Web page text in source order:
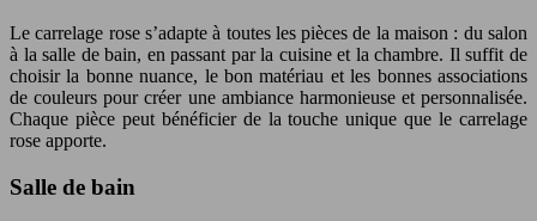
Le carrelage rose s’adapte à toutes les pièces de la maison : du salon
à la salle de bain, en passant par la cuisine et la chambre. Il suffit de
choisir la bonne nuance, le bon matériau et les bonnes associations
de couleurs pour créer une ambiance harmonieuse et personnalisée.
Chaque pièce peut bénéficier de la touche unique que le carrelage
rose apporte.
Salle de bain